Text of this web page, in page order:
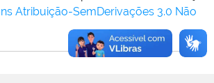
Atribuição-SemDerivações 3.0 Não